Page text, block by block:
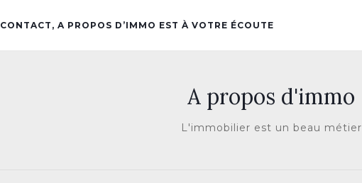
CONTACT, A PROPOS D’IMMO EST À VOTRE ÉCOUTE
A propos d'immo
L'immobilier est un beau métier